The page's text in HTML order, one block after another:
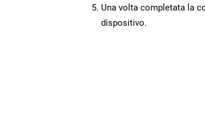
Una volta completata la
dispositivo.